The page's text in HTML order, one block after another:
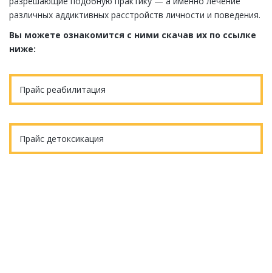
различных аддиктивных расстройств личности и поведения.
Вы можете ознакомится с ними скачав их по ссылке
ниже:
Прайс реабилитация
Прайс детоксикация